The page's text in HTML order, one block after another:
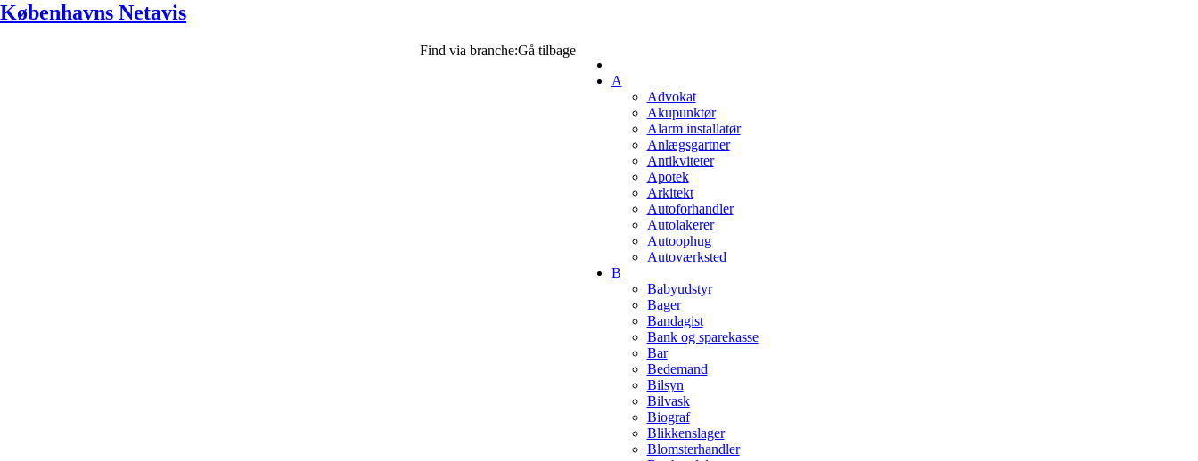
Københavns Netavis
Find via branche:Gå tilbage
A
Advokat
Akupunktør
Alarm installatør
Anlægsgartner
Antikviteter
Apotek
Arkitekt
Autoforhandler
Autolakerer
Autoophug
Autoværksted
B
Babyudstyr
Bager
Bandagist
Bank og sparekasse
Bar
Bedemand
Bilsyn
Bilvask
Biograf
Blikkenslager
Blomsterhandler